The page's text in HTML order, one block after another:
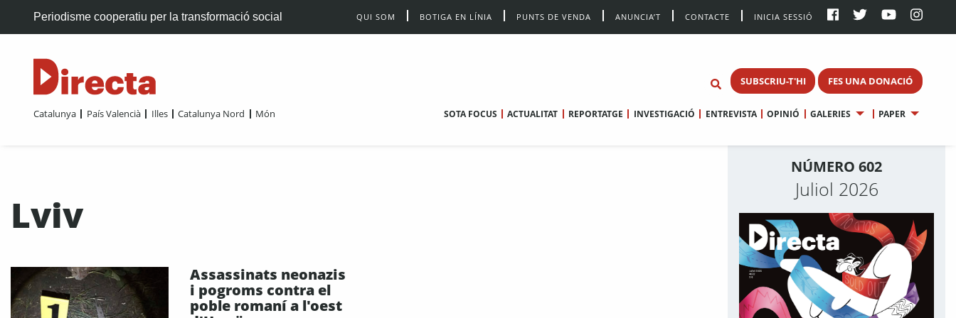
Periodisme cooperatiu per la transformació social QUI SOM BOTIGA EN LÍNIA PUNTS DE VENDA ANUNCIA’T CONTACTE INICIA SESSIÓ
SUBSCRIU-T'HI FES UNA DONACIÓ
Catalunya País Valencià Illes Catalunya Nord Món SOTA FOCUS ACTUALITAT REPORTATGE INVESTIGACIÓ ENTREVISTA OPINIÓ GALERIES PAPER
Lviv
Assassinats neonazis
i pogroms contra el
poble romaní a l'oest
NÚMERO 602
Juliol 2026